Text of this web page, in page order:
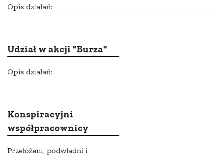
Opis działań:
Udział w akcji "Burza"
Opis działań:
Konspiracyjni
współpracownicy
Przełożeni, podwładni i